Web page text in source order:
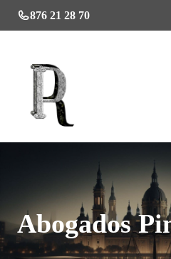
Saltar
al
876 21 28 70
Abogados